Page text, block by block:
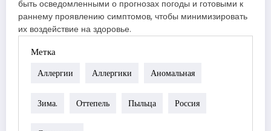
быть осведомленными о прогнозах погоды и готовыми к
раннему проявлению симптомов, чтобы минимизировать
их воздействие на здоровье.
Метка
Аллергии Аллергики Аномальная
Зима. Оттепель Пыльца Россия